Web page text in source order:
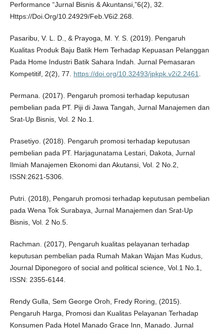
Performance “Jurnal Bisnis & Akuntansi,”6(2), 32.
Https://Doi.Org/10.24929/Feb.V6i2.268.
Pasaribu, V. L. D., & Prayoga, M. Y. S. (2019). Pengaruh
Kualitas Produk Baju Batik Hem Terhadap Kepuasan Pelanggan
Pada Home Industri Batik Sahara Indah. Jurnal Pemasaran
Kompetitif, 2(2), 77. https://doi.org/10.32493/jpkpk.v2i2.2461.
Permana. (2017). Pengaruh promosi terhadap keputusan
pembelian pada PT. Piji di Jawa Tangah, Jurnal Manajemen dan
Srat-Up Bisnis, Vol. 2 No.1.
Prasetiyo. (2018). Pengaruh promosi terhadap keputusan
pembelian pada PT. Harjagunatama Lestari, Dakota, Jurnal
Ilmiah Manajemen Ekonomi dan Akutansi, Vol. 2 No.2,
ISSN:2621-5306.
Putri. (2018), Pengaruh promosi terhadap keputusan pembelian
pada Wena Tok Surabaya, Jurnal Manajemen dan Srat-Up
Bisnis, Vol. 2 No.5.
Rachman. (2017), Pengaruh kualitas pelayanan terhadap
keputusan pembelian pada Rumah Makan Wajan Mas Kudus,
Journal Diponegoro of social and political science, Vol.1 No.1,
ISSN: 2355-6144.
Rendy Gulla, Sem George Oroh, Fredy Roring, (2015).
Pengaruh Harga, Promosi dan Kualitas Pelayanan Terhadap
Konsumen Pada Hotel Manado Grace Inn, Manado. Jurnal